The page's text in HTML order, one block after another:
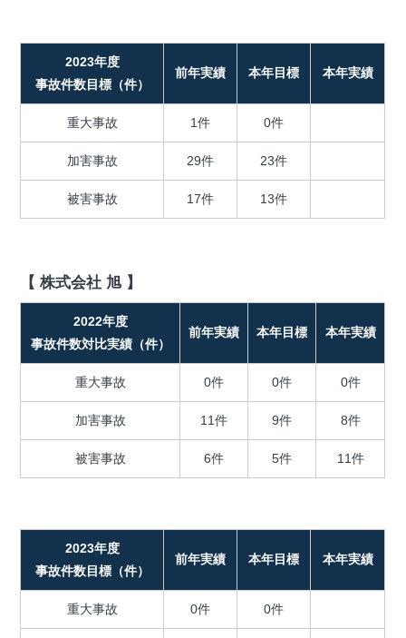
2023年度
事故件数目標（件）
前年実績 本年目標 本年実績
重大事故 1件 0件
加害事故 29件 23件
被害事故 17件 13件
【 株式会社 旭 】
2022年度
事故件数対比実績（件）
前年実績 本年目標 本年実績
重大事故 0件 0件 0件
加害事故 11件 9件 8件
被害事故 6件 5件 11件
2023年度
事故件数目標（件）
前年実績 本年目標 本年実績
重大事故 0件 0件